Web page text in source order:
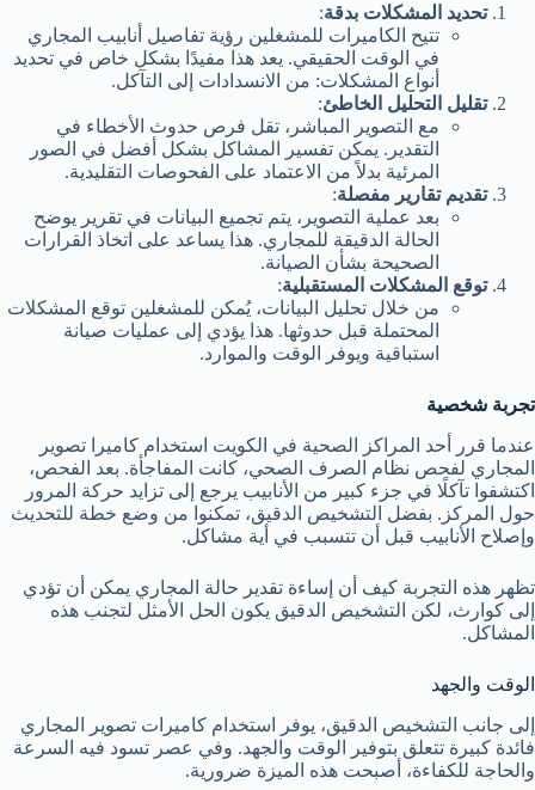
تحديد المشكلات بدقة:
تتيح الكاميرات للمشغلين رؤية تفاصيل أنابيب المجاري
في الوقت الحقيقي. يعد هذا مفيدًا بشكل خاص في تحديد
أنواع المشكلات: من الانسدادات إلى التآكل.
تقليل التحليل الخاطئ:
مع التصوير المباشر، تقل فرص حدوث الأخطاء في
التقدير. يمكن تفسير المشاكل بشكل أفضل في الصور
المرئية بدلاً من الاعتماد على الفحوصات التقليدية.
تقديم تقارير مفصلة:
بعد عملية التصوير، يتم تجميع البيانات في تقرير يوضح
الحالة الدقيقة للمجاري. هذا يساعد على اتخاذ القرارات
الصحيحة بشأن الصيانة.
توقع المشكلات المستقبلية:
من خلال تحليل البيانات، يُمكن للمشغلين توقع المشكلات
المحتملة قبل حدوثها. هذا يؤدي إلى عمليات صيانة
استباقية ويوفر الوقت والموارد.
تجربة شخصية
عندما قرر أحد المراكز الصحية في الكويت استخدام كاميرا تصوير
المجاري لفحص نظام الصرف الصحي، كانت المفاجأة. بعد الفحص،
اكتشفوا تآكلًا في جزء كبير من الأنابيب يرجع إلى تزايد حركة المرور
حول المركز. بفضل التشخيص الدقيق، تمكنوا من وضع خطة للتحديث
وإصلاح الأنابيب قبل أن تتسبب في أية مشاكل.
تظهر هذه التجربة كيف أن إساءة تقدير حالة المجاري يمكن أن تؤدي
إلى كوارث، لكن التشخيص الدقيق يكون الحل الأمثل لتجنب هذه
المشاكل.
الوقت والجهد
إلى جانب التشخيص الدقيق، يوفر استخدام كاميرات تصوير المجاري
فائدة كبيرة تتعلق بتوفير الوقت والجهد. وفي عصر تسود فيه السرعة
والحاجة للكفاءة، أصبحت هذه الميزة ضرورية.